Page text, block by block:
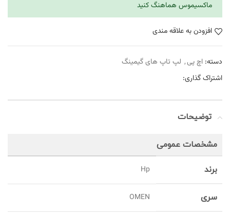
ماکسیموس هماهنگ کنید
افزودن به علاقه مندی
دسته: اچ پی, لپ تاپ های گیمینگ
اشتراک گذاری:
توضیحات
مشخصات عمومی
برند Hp
سری OMEN